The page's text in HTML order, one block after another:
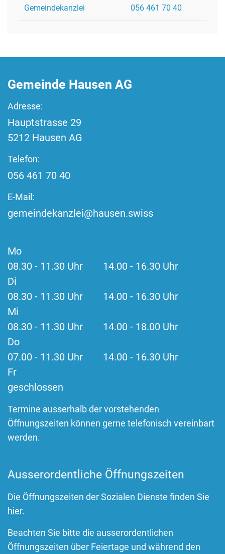
Gemeindekanzlei 056 461 70 40
Gemeinde Hausen AG
Adresse:
Hauptstrasse 29
5212 Hausen AG
Telefon:
056 461 70 40
E-Mail:
gemeindekanzlei@hausen.swiss
Mo
08.30 - 11.30 Uhr 14.00 - 16.30 Uhr
Di
08.30 - 11.30 Uhr 14.00 - 16.30 Uhr
Mi
08.30 - 11.30 Uhr 14.00 - 18.00 Uhr
Do
07.00 - 11.30 Uhr 14.00 - 16.30 Uhr
Fr
geschlossen
Termine ausserhalb der vorstehenden
Öffnungszeiten können gerne telefonisch vereinbart
werden.
Ausserordentliche Öffnungszeiten
Die Öffnungszeiten der Sozialen Dienste finden Sie
hier.
Beachten Sie bitte die ausserordentlichen
Öffnungszeiten über Feiertage und während den